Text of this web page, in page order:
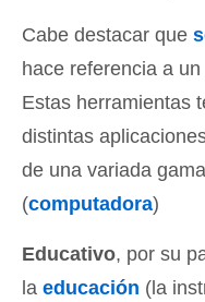
Cabe destacar que
hace referencia a un
Estas herramientas
distintas
de una variada
(computadora)
Educativo, por su
la educación (la